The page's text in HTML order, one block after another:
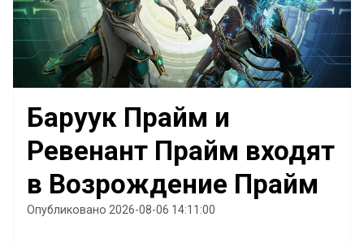
Баруук Прайм и
Ревенант Прайм входят
в Возрождение Прайм
Опубликовано 2026-08-06 14:11:00